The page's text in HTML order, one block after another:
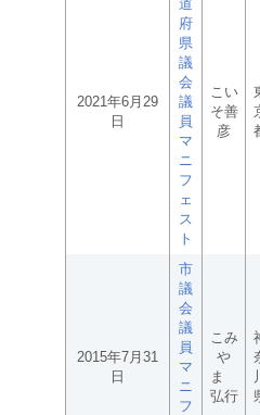
2021年6月29
日
道
府
県
議
会
議
員
マ
ニ
フ
ェ
ス
ト
こい
そ善
彦
2015年7月31
日
市
議
会
議
員
マ
ニ
フ
こみ
や
ま
弘行